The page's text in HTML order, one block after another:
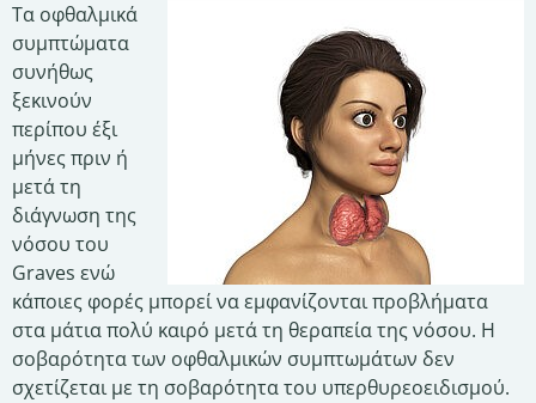
Τα οφθαλμικά
συμπτώματα
συνήθως
ξεκινούν
περίπου έξι
μήνες πριν ή
μετά τη
διάγνωση της
νόσου του
Graves ενώ
κάποιες φορές μπορεί να εμφανίζονται προβλήματα
στα μάτια πολύ καιρό μετά τη θεραπεία της νόσου. Η
σοβαρότητα των οφθαλμικών συμπτωμάτων δεν
σχετίζεται με τη σοβαρότητα του υπερθυρεοειδισμού.